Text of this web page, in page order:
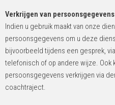
Verkrijgen van persoonsgegevens
Indien u gebruik maakt van onze
persoonsgegevens om u deze
bijvoorbeeld tijdens een gesprek,
telefonisch of op andere wijze. Ook
persoonsgegevens verkrijgen via
coachtraject.